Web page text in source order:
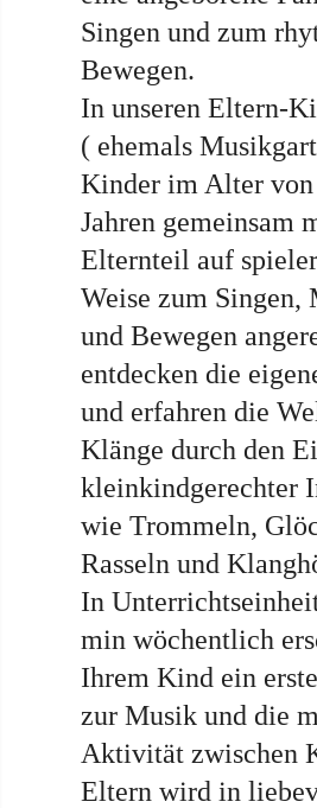
Singen und zum
Bewegen.
In unseren Eltern-
( ehemals
Kinder im Alter von
Jahren gemeinsam
Elternteil auf
Weise zum Singen,
und Bewegen
entdecken die
und erfahren die
Klänge durch den
kleinkindgerechter
wie Trommeln,
Rasseln und
In
min wöchentlich
Ihrem Kind ein
zur Musik und die
Aktivität zwischen
Eltern wird in